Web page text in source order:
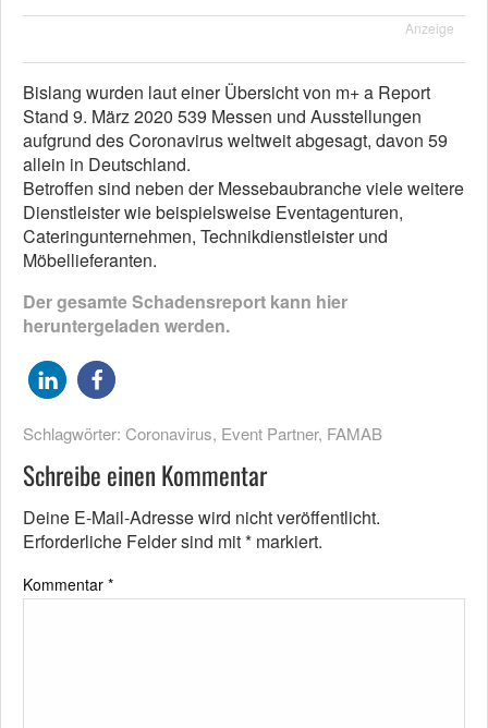
Anzeige
Bislang wurden laut einer Übersicht von m+ a Report
Stand 9. März 2020 539 Messen und Ausstellungen
aufgrund des Coronavirus weltweit abgesagt, davon 59
allein in Deutschland.
Betroffen sind neben der Messebaubranche viele weitere
Dienstleister wie beispielsweise Eventagenturen,
Cateringunternehmen, Technikdienstleister und
Möbellieferanten.
Der gesamte Schadensreport kann hier
heruntergeladen werden.
Schlagwörter: Coronavirus, Event Partner, FAMAB
Schreibe einen Kommentar
Deine E-Mail-Adresse wird nicht veröffentlicht.
Erforderliche Felder sind mit* markiert.
Kommentar *